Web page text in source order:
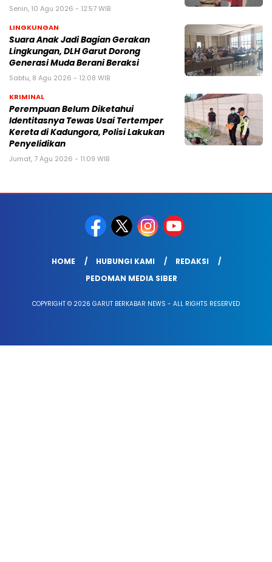
Senin, 10 Agu 2026 - 12:57 WIB
LINGKUNGAN
Suara Anak Jadi Bagian Gerakan
Lingkungan, DLH Garut Dorong
Generasi Muda Berani Beraksi
Sabtu, 8 Agu 2026 - 12:08 WIB
KRIMINAL
Perempuan Belum Diketahui
Identitasnya Tewas Usai Tertemper
Kereta di Kadungora, Polisi Lakukan
Penyelidikan
Jumat, 7 Agu 2026 - 11:09 WIB
HOME HUBUNGI KAMI
REDAKSI
PEDOMAN MEDIA SIBER
COPYRIGHT © 2026 GARUT BERKABAR NEWS - ALL RIGHTS RESERVED